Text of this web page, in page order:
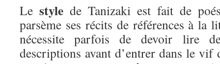
Le style de Tanizaki est fait de
parsème ses récits de références à la
nécessite parfois de devoir lire
descriptions avant d’entrer dans le